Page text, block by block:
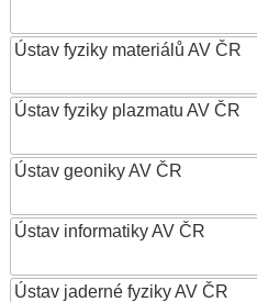
Ústav fyziky materiálů AV ČR
Ústav fyziky plazmatu AV ČR
Ústav geoniky AV ČR
Ústav informatiky AV ČR
Ústav jaderné fyziky AV ČR